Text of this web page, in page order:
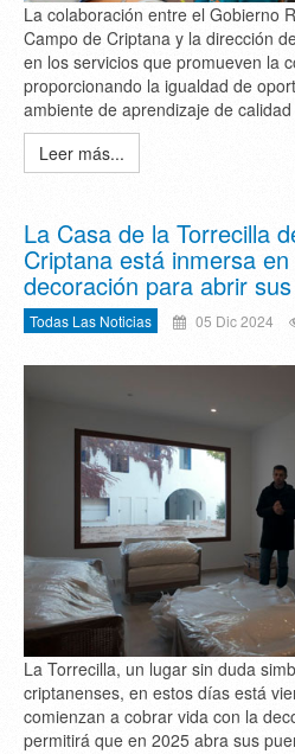
La colaboración entre el Gobierno
Campo de Criptana y la dirección
en los servicios que promueven la
proporcionando la igualdad de
ambiente de aprendizaje de calidad
Leer más...
La Casa de la Torrecilla
Criptana está inmersa
decoración para abrir
Todas Las Noticias 05 Dic 2024
La Torrecilla, un lugar sin duda
criptanenses, en estos días está
comienzan a cobrar vida con la
permitirá que en 2025 abra sus